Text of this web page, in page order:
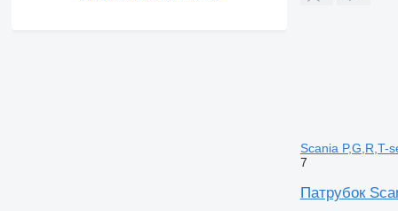
Scania P,G,R,T-
7
Патрубок